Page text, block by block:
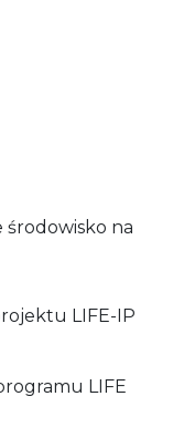
środowisko na
LIFE-IP
LIFE